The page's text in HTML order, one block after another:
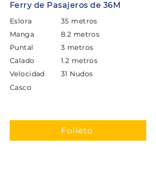
Ferry de Pasajeros de 36M
Eslora
35 metros
Manga
8.2 metros
Puntal
3 metros
Calado
1.2 metros
Velocidad
31 Nudos
Casco
Folleto